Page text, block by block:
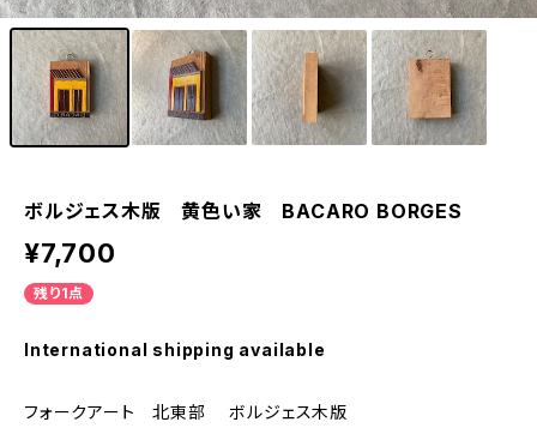
ボルジェス木版 黄色い家 BACARO BORGES
¥7,700
残り1点
International shipping available
フォークアート 北東部 ボルジェス木版